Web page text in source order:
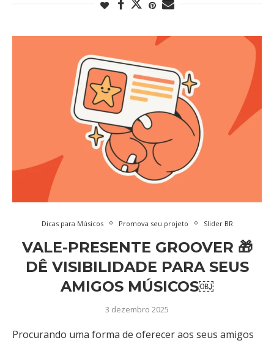
Dicas para Músicos Promova seu projeto Slider BR
VALE-PRESENTE GROOVER 🎁
DÊ VISIBILIDADE PARA SEUS
AMIGOS MÚSICOS￼
3 dezembro 2025
Procurando uma forma de oferecer aos seus amigos